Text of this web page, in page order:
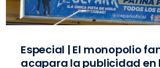
Especial | El monopolio
acapara la publicidad en